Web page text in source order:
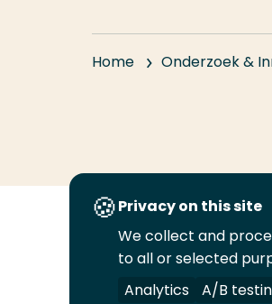
Home Onderzoek &
Volg
ons
op
Volg
ons
op
Volg
ons
op
Volg
ons
op
Juridisch Security
Privacy on this site
We collect and
to all or selected
Analytics
A/B